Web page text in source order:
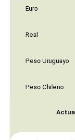
Euro
Real
Peso Uruguayo
Peso Chileno